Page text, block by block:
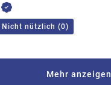
Nicht nützlich (0)
Mehr anzeigen